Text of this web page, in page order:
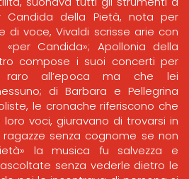
della Pietà, nota per
di voce, Vivaldi scrisse arie con
«per Candida»; Apollonia della
compose i suoi concerti per
raro all’epoca ma che lei
di Barbara e Pellegrina
le cronache riferiscono che
voci, giuravano di trovarsi in
senza cognome se non
la musica fu salvezza e
senza vederle dietro le